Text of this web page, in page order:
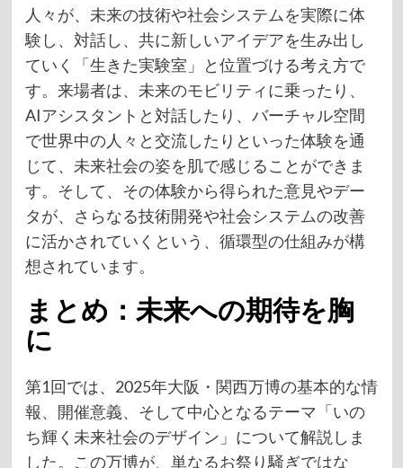
人々が、未来の技術や社会システムを実際に体
験し、対話し、共に新しいアイデアを生み出し
ていく「生きた実験室」と位置づける考え方で
す。来場者は、未来のモビリティに乗ったり、
AIアシスタントと対話したり、バーチャル空間
で世界中の人々と交流したりといった体験を通
じて、未来社会の姿を肌で感じることができま
す。そして、その体験から得られた意見やデー
タが、さらなる技術開発や社会システムの改善
に活かされていくという、循環型の仕組みが構
想されています。
まとめ：未来への期待を胸
に
第1回では、2025年大阪・関西万博の基本的な情
報、開催意義、そして中心となるテーマ「いの
ち輝く未来社会のデザイン」について解説しま
した。この万博が、単なるお祭り騒ぎではな